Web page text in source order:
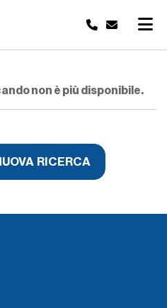
non è più disponibile.
RICERCA